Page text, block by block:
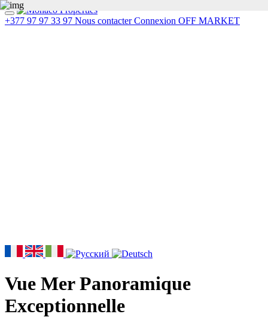
+377 97 97 33 97 Nous contacter Connexion OFF MARKET
Vue Mer Panoramique
Exceptionnelle